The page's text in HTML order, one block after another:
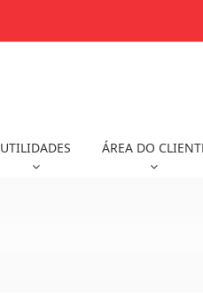
UTILIDADES ÁREA DO